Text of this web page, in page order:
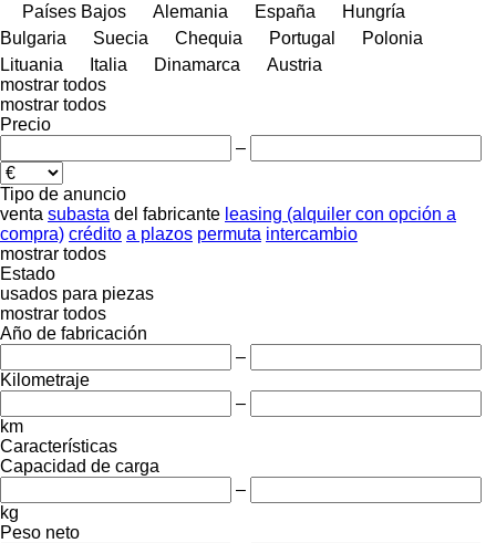
Países Bajos
Alemania España
Hungría
Bulgaria
Suecia Chequia Portugal
Polonia
Lituania
Italia Dinamarca
Austria
mostrar todos
mostrar todos
Precio
–
Tipo de anuncio
venta subasta del fabricante leasing (alquiler con opción a
compra) crédito a plazos permuta intercambio
mostrar todos
Estado
usados para piezas
mostrar todos
Año de fabricación
–
Kilometraje
–
km
Características
Capacidad de carga
–
kg
Peso neto